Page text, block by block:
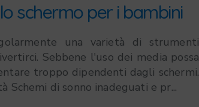
schermo per i bambini
una varietà di strumenti
Sebbene l'uso dei media possa
troppo dipendenti dagli schermi.
Schemi di sonno inadeguati e pr...